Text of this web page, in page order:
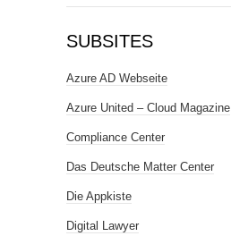
SUBSITES
Azure AD Webseite
Azure United – Cloud Magazine
Compliance Center
Das Deutsche Matter Center
Die Appkiste
Digital Lawyer